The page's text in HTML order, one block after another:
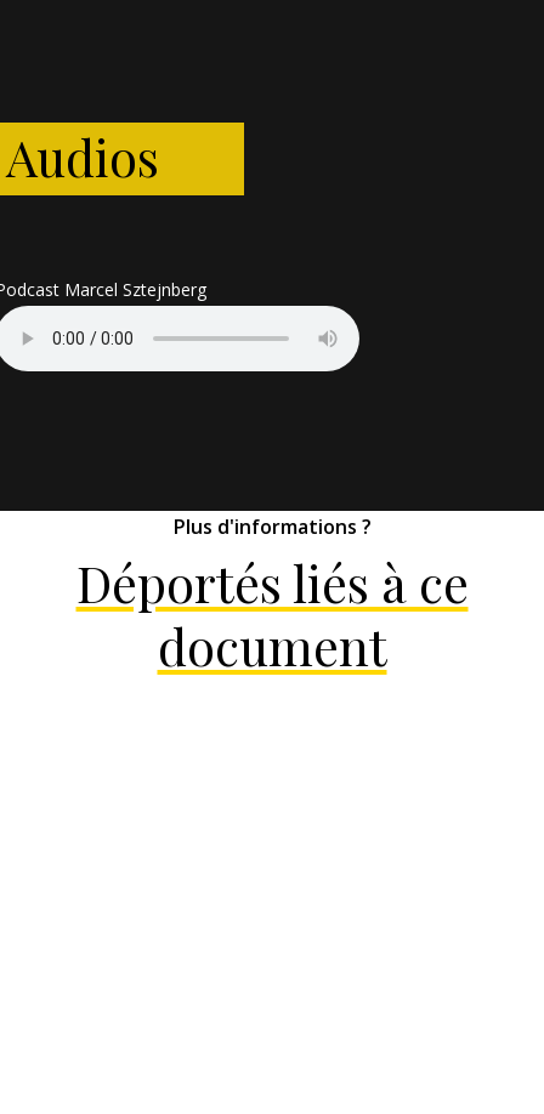
Audios
Marcel Sztejnberg
Plus d'informations ?
Déportés liés à ce
document